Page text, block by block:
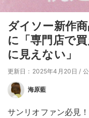
ダイソー新作
に「専門店で
に見えない」
更新日：2025年4月20日 /
海原藍
サンリオファン必見